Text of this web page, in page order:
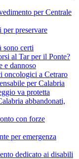
per Centrale
preservare
sono certi
al Tar per il Ponte?
e dannoso
oncologici a Cetraro
per Calabria
va protetta
abbandonati,
con forze
per emergenza
dedicato ai disabili